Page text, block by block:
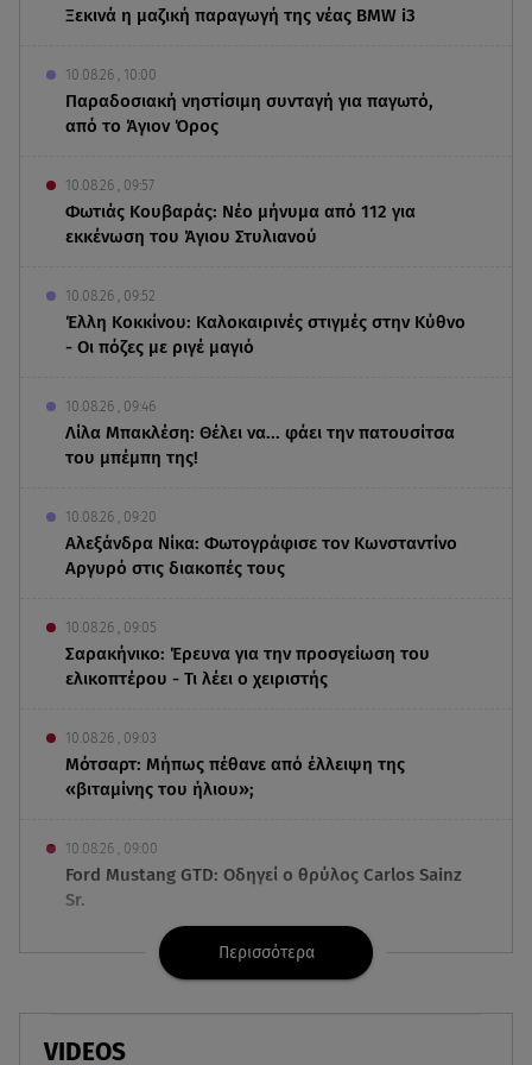
Ξεκινά η μαζική παραγωγή της νέας BMW i3
10.08.26 , 10:00
Παραδοσιακή νηστίσιμη συνταγή για παγωτό,
από το Άγιον Όρος
10.08.26 , 09:57
Φωτιάς Κουβαράς: Νέο μήνυμα από 112 για
εκκένωση του Άγιου Στυλιανού
10.08.26 , 09:52
Έλλη Κοκκίνου: Καλοκαιρινές στιγμές στην Κύθνο
- Οι πόζες με ριγέ μαγιό
10.08.26 , 09:46
Λίλα Μπακλέση: Θέλει να... φάει την πατουσίτσα
του μπέμπη της!
10.08.26 , 09:20
Αλεξάνδρα Νίκα: Φωτογράφισε τον Κωνσταντίνο
Αργυρό στις διακοπές τους
10.08.26 , 09:05
Σαρακήνικο: Έρευνα για την προσγείωση του
ελικοπτέρου - Τι λέει ο χειριστής
10.08.26 , 09:03
Μότσαρτ: Μήπως πέθανε από έλλειψη της
«βιταμίνης του ήλιου»;
10.08.26 , 09:00
Ford Mustang GTD: Οδηγεί ο θρύλος Carlos Sainz
Sr.
10.08.26 , 08:49
Τούνη: Αυτός είναι ο εξωτικός προορισμός που
επέλεξε για τα γενέθλιά της
Περισσότερα
VIDEOS